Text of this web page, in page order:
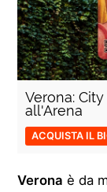
Verona:
all'Arena
ACQUISTA IL
Verona è da